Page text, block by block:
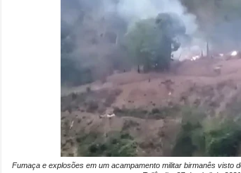
Fumaça e explosões em um acampamento militar birmanês visto